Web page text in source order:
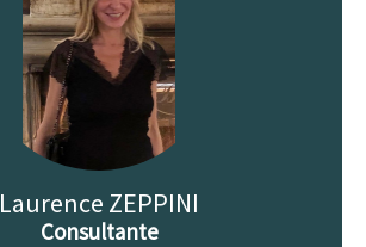
Laurence ZEPPINI
Consultante